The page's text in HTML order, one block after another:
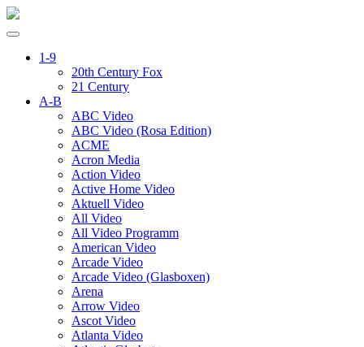
1-9
20th Century Fox
21 Century
A-B
ABC Video
ABC Video (Rosa Edition)
ACME
Acron Media
Action Video
Active Home Video
Aktuell Video
All Video
All Video Programm
American Video
Arcade Video
Arcade Video (Glasboxen)
Arena
Arrow Video
Ascot Video
Atlanta Video